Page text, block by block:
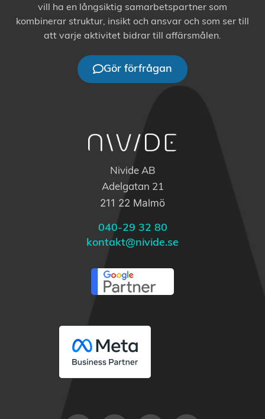
vill ha en långsiktig samarbetspartner som
kombinerar struktur, insikt och ansvar och som ser till
att varje aktivitet bidrar till affärsmålen.
Gör förfrågan
Nivide AB
Adelgatan 21
211 22 Malmö
040-29 32 80
kontakt@nivide.se